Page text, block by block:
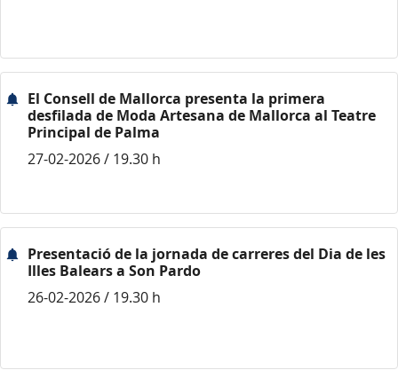
El Consell de Mallorca presenta la primera
desfilada de Moda Artesana de Mallorca al Teatre
Principal de Palma
27-02-2026 / 19.30 h
Presentació de la jornada de carreres del Dia de les
Illes Balears a Son Pardo
26-02-2026 / 19.30 h